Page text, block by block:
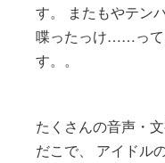
す。 またもやテン
喋ったっけ……って
す。。
たくさんの音声・
だこで、 アイドル